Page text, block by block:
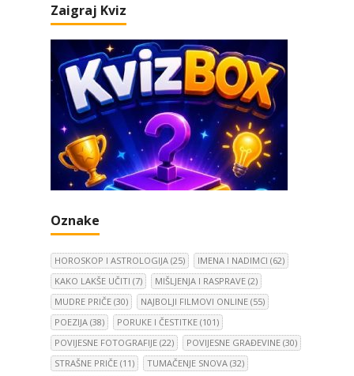
Zaigraj Kviz
Oznake
HOROSKOP I ASTROLOGIJA (25) IMENA I NADIMCI (62)
KAKO LAKŠE UČITI (7) MIŠLJENJA I RASPRAVE (2)
MUDRE PRIČE (30) NAJBOLJI FILMOVI ONLINE (55)
POEZIJA (38) PORUKE I ČESTITKE (101)
POVIJESNE FOTOGRAFIJE (22) POVIJESNE GRAĐEVINE (30)
STRAŠNE PRIČE (11) TUMAČENJE SNOVA (32)